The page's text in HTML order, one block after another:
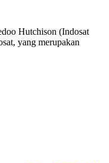
Hutchison (Indosat
yang merupakan